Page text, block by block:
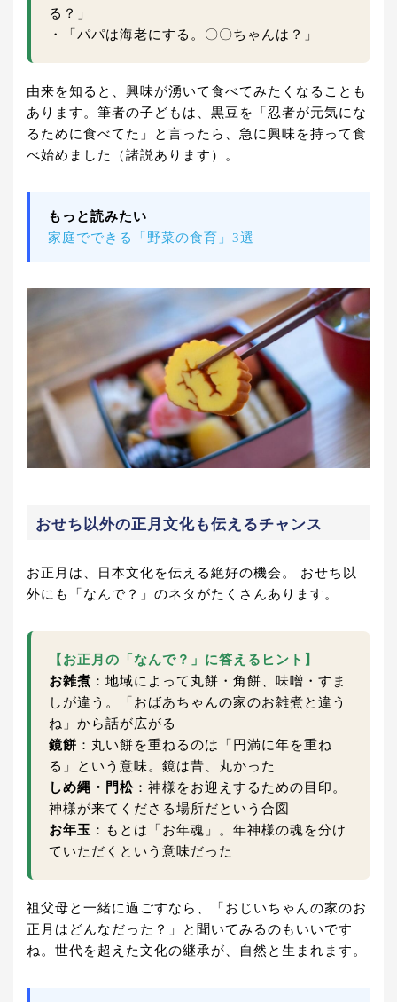
る？」
・「パパは海老にする。〇〇ちゃんは？」
由来を知ると、興味が湧いて食べてみたくなることも
あります。筆者の子どもは、黒豆を「忍者が元気にな
るために食べてた」と言ったら、急に興味を持って食
べ始めました（諸説あります）。
もっと読みたい
家庭でできる「野菜の食育」3選
おせち以外の正月文化も伝えるチャンス
お正月は、日本文化を伝える絶好の機会。 おせち以
外にも「なんで？」のネタがたくさんあります。
【お正月の「なんで？」に答えるヒント】
お雑煮 ：地域によって丸餅・角餅、味噌・すま
しが違う。「おばあちゃんの家のお雑煮と違う
ね」から話が広がる
鏡餅 ：丸い餅を重ねるのは「円満に年を重ね
る」という意味。鏡は昔、丸かった
しめ縄・門松 ：神様をお迎えするための目印。
神様が来てくださる場所だという合図
お年玉 ：もとは「お年魂」。年神様の魂を分け
ていただくという意味だった
祖父母と一緒に過ごすなら、「おじいちゃんの家のお
正月はどんなだった？」と聞いてみるのもいいです
ね。世代を超えた文化の継承が、自然と生まれます。